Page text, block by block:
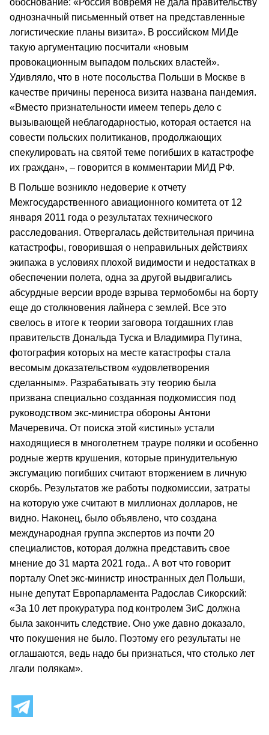
обоснование: «Россия вовремя не дала правительству
однозначный письменный ответ на представленные
логистические планы визита». В российском МИДе
такую аргументацию посчитали «новым
провокационным выпадом польских властей».
Удивляло, что в ноте посольства Польши в Москве в
качестве причины переноса визита названа пандемия.
«Вместо признательности имеем теперь дело с
вызывающей неблагодарностью, которая остается на
совести польских политиканов, продолжающих
спекулировать на святой теме погибших в катастрофе
их граждан», – говорится в комментарии МИД РФ.
В Польше возникло недоверие к отчету
Межгосударственного авиационного комитета от 12
января 2011 года о результатах технического
расследования. Отвергалась действительная причина
катастрофы, говорившая о неправильных действиях
экипажа в условиях плохой видимости и недостатках в
обеспечении полета, одна за другой выдвигались
абсурдные версии вроде взрыва термобомбы на борту
еще до столкновения лайнера с землей. Все это
свелось в итоге к теории заговора тогдашних глав
правительств Дональда Туска и Владимира Путина,
фотография которых на месте катастрофы стала
весомым доказательством «удовлетворения
сделанным». Разрабатывать эту теорию была
призвана специально созданная подкомиссия под
руководством экс-министра обороны Антони
Мачеревича. От поиска этой «истины» устали
находящиеся в многолетнем трауре поляки и особенно
родные жертв крушения, которые принудительную
эксгумацию погибших считают вторжением в личную
скорбь. Результатов же работы подкомиссии, затраты
на которую уже считают в миллионах долларов, не
видно. Наконец, было объявлено, что создана
международная группа экспертов из почти 20
специалистов, которая должна представить свое
мнение до 31 марта 2021 года.. А вот что говорит
порталу Onet экс-министр иностранных дел Польши,
ныне депутат Европарламента Радослав Сикорский:
«За 10 лет прокуратура под контролем ЗиС должна
была закончить следствие. Оно уже давно доказало,
что покушения не было. Поэтому его результаты не
оглашаются, ведь надо бы признаться, что столько лет
лгали полякам».